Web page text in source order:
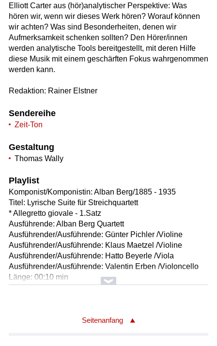
Elliott Carter aus (hör)analytischer Perspektive: Was
hören wir, wenn wir dieses Werk hören? Worauf können
wir achten? Was sind Besonderheiten, denen wir
Aufmerksamkeit schenken sollten? Den Hörer/innen
werden analytische Tools bereitgestellt, mit deren Hilfe
diese Musik mit einem geschärften Fokus wahrgenommen
werden kann.
Redaktion: Rainer Elstner
Sendereihe
Zeit-Ton
Gestaltung
Thomas Wally
Playlist
Komponist/Komponistin: Alban Berg/1885 - 1935
Titel: Lyrische Suite für Streichquartett
* Allegretto giovale - 1.Satz
Ausführende: Alban Berg Quartett
Ausführender/Ausführende: Günter Pichler /Violine
Ausführender/Ausführende: Klaus Maetzel /Violine
Ausführender/Ausführende: Hatto Beyerle /Viola
Ausführender/Ausführende: Valentin Erben /Violoncello
Länge: 00:10 min
Label: Teldec AW 6.41933
Gesamttitel: ELLIOTT CARTER: STREICHQUARTETTE
Seitenanfang